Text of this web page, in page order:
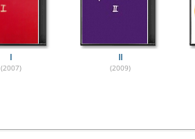
II
(2009)
I
(2007)